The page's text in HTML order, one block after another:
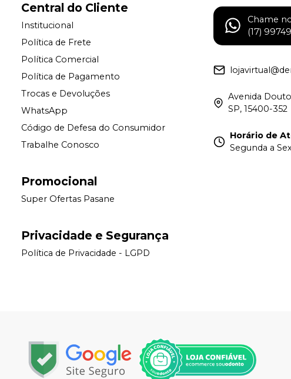
Central do Cliente
Institucional
Política de Frete
Política Comercial
Política de Pagamento
Trocas e Devoluções
WhatsApp
Código de Defesa do Consumidor
Trabalhe Conosco
Promocional
Super Ofertas Pasane
Privacidade e Segurança
Política de Privacidade - LGPD
Chame
(17)
Avenida
SP, 15400-352
Horário de
Segunda a